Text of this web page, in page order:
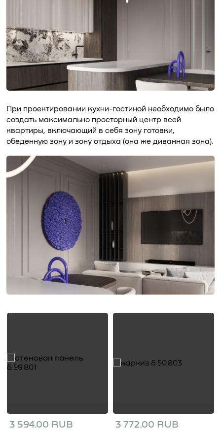
При проектировании кухни-гостиной необходимо было
создать максимально просторный центр всей
квартиры, включающий в себя зону готовки,
обеденную зону и зону отдыха (она же диванная зона).
3 594.00 RUB 3 772.00 RUB